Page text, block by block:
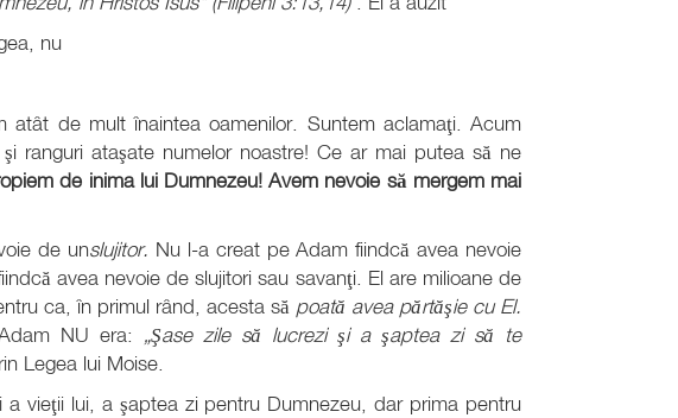
nu
atât de mult înaintea oamenilor. Suntem aclamaţi. Acum
ranguri ataşate numelor noastre! Ce ar mai putea să ne
de inima lui Dumnezeu! Avem nevoie să mergem mai
de unslujitor. Nu l-a creat pe Adam fiindcă avea nevoie
avea nevoie de slujitori sau savanţi. El are milioane de
ca, în primul rând, acesta să poată avea părtăşie cu El.
NU era: „Şase zile să lucrezi şi a şaptea zi să te
Legea lui Moise.
vieţii lui, a şaptea zi pentru Dumnezeu, dar prima pentru